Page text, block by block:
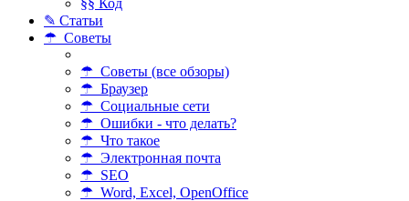
§§ Код
✎ Статьи
☂ Советы
☂ Советы (все обзоры)
☂ Браузер
☂ Социальные сети
☂ Ошибки - что делать?
☂ Что такое
☂ Электронная почта
☂ SEO
☂ Word, Excel, OpenOffice